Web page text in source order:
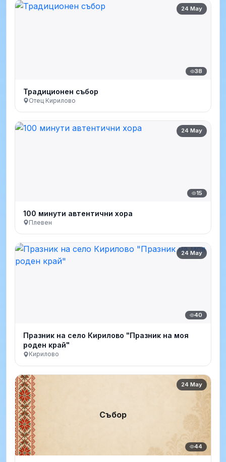
24 May
38
Традиционен събор
Отец Кирилово
24 May
15
100 минути автентични хора
Плевен
24 May
40
Празник на село Кирилово "Празник на моя
роден край"
Кирилово
Събор
24 May
44